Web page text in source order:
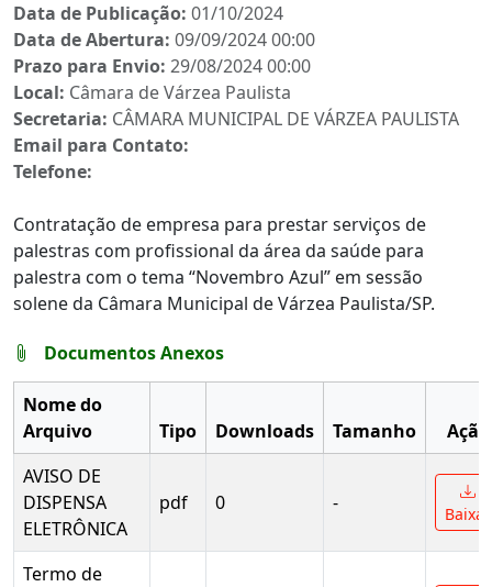
Data de Publicação: 01/10/2024
Data de Abertura: 09/09/2024 00:00
Prazo para Envio: 29/08/2024 00:00
Local: Câmara de Várzea Paulista
Secretaria: CÂMARA MUNICIPAL DE VÁRZEA PAULISTA
Email para Contato:
Telefone:
Contratação de empresa para prestar serviços de
palestras com profissional da área da saúde para
palestra com o tema “Novembro Azul” em sessão
solene da Câmara Municipal de Várzea Paulista/SP.
Documentos Anexos
Nome do
Arquivo
Tipo Downloads Tamanho
Ação
AVISO DE
DISPENSA
ELETRÔNICA
pdf 0 - Baixar
Termo de